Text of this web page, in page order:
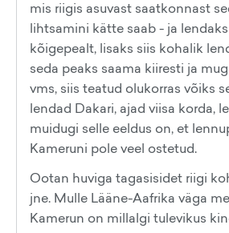
mis riigis asuvast saatkonnast
lihtsamini kätte saab - ja
kõigepealt, lisaks siis kohalik
seda peaks saama kiiresti ja
vms, siis teatud olukorras võiks
lendad Dakari, ajad viisa korda,
muidugi selle eeldus on, et
Kameruni pole veel ostetud.
Ootan huviga tagasisidet riigi
jne. Mulle Lääne-Aafrika väga
Kamerun on millalgi tulevikus